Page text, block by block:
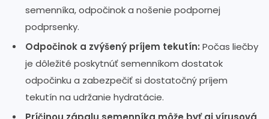
semenníka, odpočinok a nošenie podpornej
podprsenky.
Odpočinok a zvýšený príjem tekutín: Počas liečby
je dôležité poskytnúť semenníkom dostatok
odpočinku a zabezpečiť si dostatočný príjem
tekutín na udržanie hydratácie.